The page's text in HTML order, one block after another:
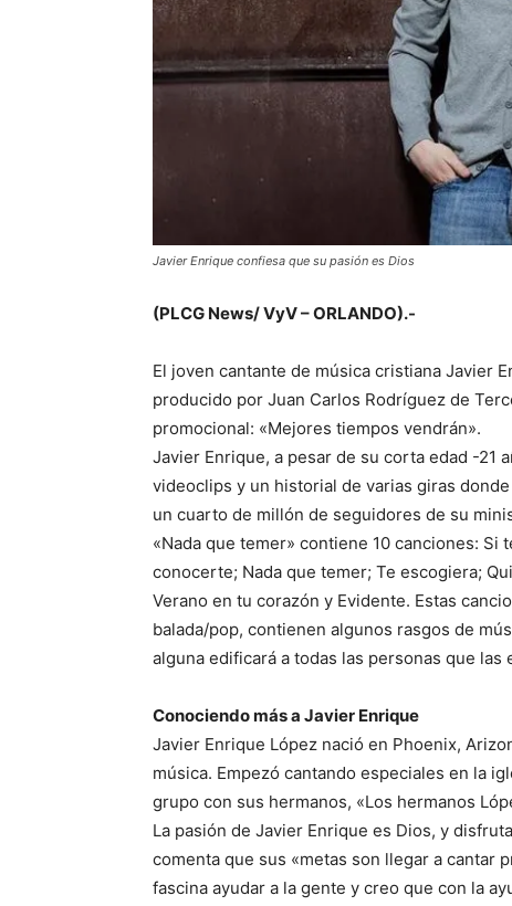
Javier Enrique confiesa que su pasión es Dios
(PLCG News/ VyV – ORLANDO).-
El joven cantante de música cristiana Javier
producido por Juan Carlos Rodríguez de
promocional: «Mejores tiempos vendrán».
Javier Enrique, a pesar de su corta edad -21
videoclips y un historial de varias giras
un cuarto de millón de seguidores de su
«Nada que temer» contiene 10 canciones:
conocerte; Nada que temer; Te escogiera;
Verano en tu corazón y Evidente. Estas
balada/pop, contienen algunos rasgos de
alguna edificará a todas las personas que las
Conociendo más a Javier Enrique
Javier Enrique López nació en Phoenix,
música. Empezó cantando especiales en la
grupo con sus hermanos, «Los hermanos
La pasión de Javier Enrique es Dios, y
comenta que sus «metas son llegar a cantar
fascina ayudar a la gente y creo que con la